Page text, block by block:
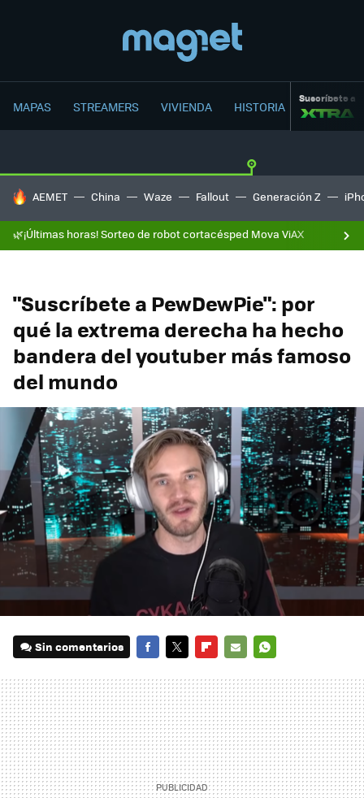
MAPAS STREAMERS VIVIENDA HISTORIA Suscríbete a
HOY SE HABLA DE
AEMET China Waze Fallout Generación Z
🌿¡Últimas horas! Sorteo de robot cortacésped Mova ViAX
"Suscríbete a PewDewPie": por
qué la extrema derecha ha hecho
bandera del youtuber más famoso
del mundo
Sin comentarios
MAIL